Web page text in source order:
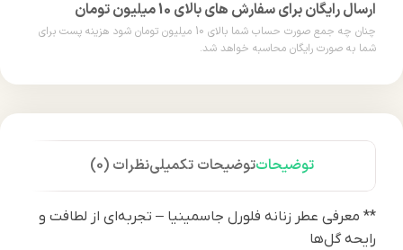
ارسال رایگان برای سفارش های بالای 10 میلیون تومان
چنان چه جمع صورت حساب شما بالای 10 میلیون تومان شود هزینه پست برای
شما به صورت رایگان محاسبه خواهد شد.
توضیحاتتوضیحات تکمیلینظرات (0)
** معرفی عطر زنانه فلورل جاسمینیا – تجربه‌ای از لطافت و
رایحه گل‌ها